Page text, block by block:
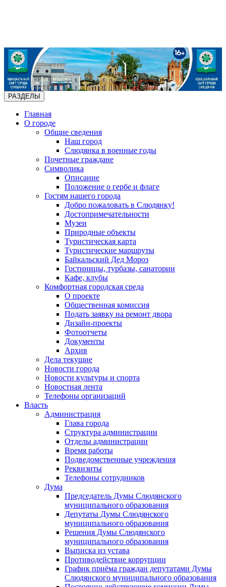
РАЗДЕЛЫ
Главная
О городе
Общие сведения
Наш город
Слюдянка в военные годы
Почетные граждане
Символика
Описание
Положение о гербе и флаге
Гостям нашего города
Добро пожаловать в Слюдянку!
Достопримечательности
Музеи
Природные объекты
Туристическая карта
Туристические маршруты
Байкальский Дед Мороз
Гостиницы, турбазы, санатории
Кафе, клубы
Комфортная городская среда
О проекте
Общественная комиссия
Подать заявку на ремонт двора
Дизайн-проекты
Фотоотчеты
Документы
Архив
Дела текущие
Новости города
Новости культуры и спорта
Новостная лента
Телефоны организаций
Власть
Администрация
Глава города
Структура администрации
Отделы администрации
Время работы
Подведомственные учреждения
Реквизиты
Телефоны сотрудников
Дума
Председатель Думы Слюдянского
муниципального образования
Депутаты Думы Слюдянского
муниципального образования
Решения Думы Слюдянского
муниципального образования
Выписка из устава
Противодействие коррупции
График приёма граждан депутатами Думы
Слюдянского муниципального образования